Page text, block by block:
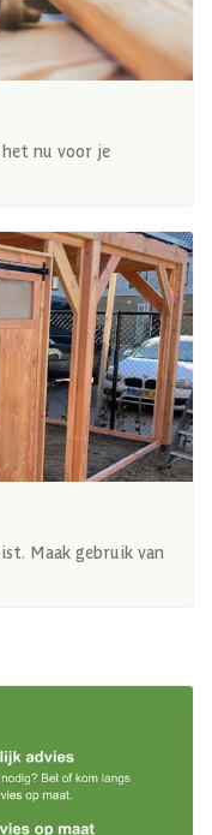
nu voor je
Maak gebruik van